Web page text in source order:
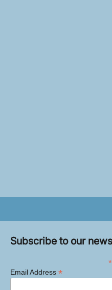
Subscribe to our
*
Email Address *